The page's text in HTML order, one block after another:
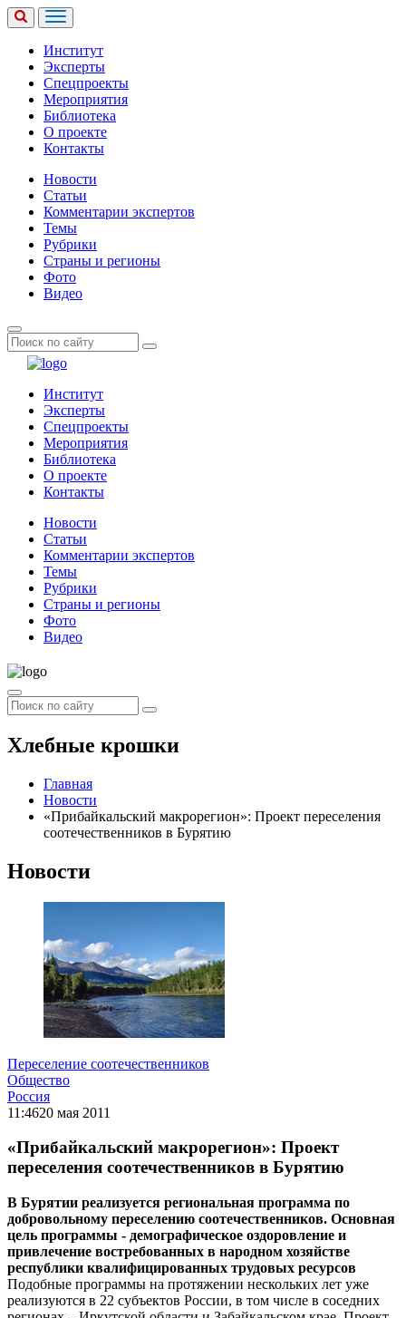
Институт
Эксперты
Спецпроекты
Мероприятия
Библиотека
О проекте
Контакты
Новости
Статьи
Комментарии экспертов
Темы
Рубрики
Страны и регионы
Фото
Видео
Институт
Эксперты
Спецпроекты
Мероприятия
Библиотека
О проекте
Контакты
Новости
Статьи
Комментарии экспертов
Темы
Рубрики
Страны и регионы
Фото
Видео
Хлебные крошки
Главная
Новости
«Прибайкальский макрорегион»: Проект переселения
соотечественников в Бурятию
Новости
Переселение соотечественников
Общество
Россия
11:4620 мая 2011
«Прибайкальский макрорегион»: Проект
переселения соотечественников в Бурятию
В Бурятии реализуется региональная программа по
добровольному переселению соотечественников. Основная
цель программы - демографическое оздоровление и
привлечение востребованных в народном хозяйстве
республики квалифицированных трудовых ресурсов
Подобные программы на протяжении нескольких лет уже
реализуются в 22 субъектов России, в том числе в соседних